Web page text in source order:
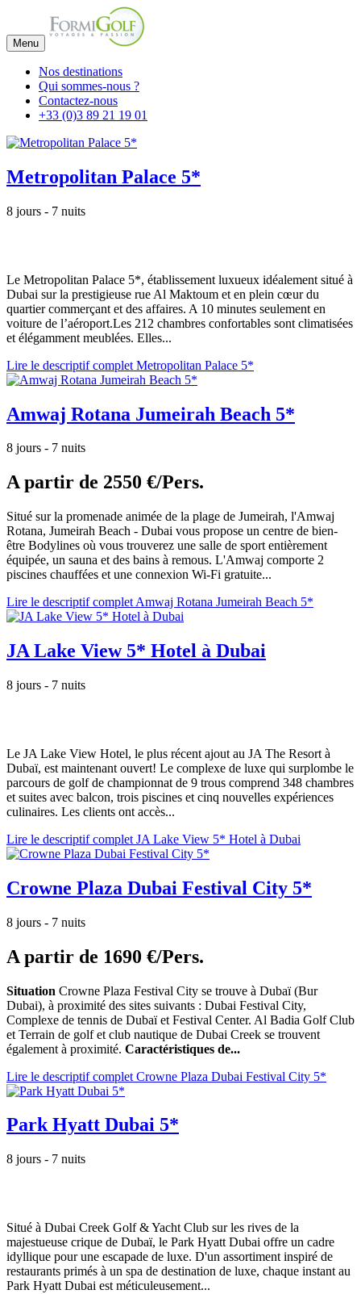
Menu
Nos destinations
Qui sommes-nous ?
Contactez-nous
+33 (0)3 89 21 19 01
Metropolitan Palace 5*
8 jours - 7 nuits
Le Metropolitan Palace 5*, établissement luxueux idéalement situé à
Dubai sur la prestigieuse rue Al Maktoum et en plein cœur du
quartier commerçant et des affaires. A 10 minutes seulement en
voiture de l’aéroport.Les 212 chambres confortables sont climatisées
et élégamment meublées. Elles...
Lire le descriptif complet Metropolitan Palace 5*
Amwaj Rotana Jumeirah Beach 5*
8 jours - 7 nuits
A partir de 2550 €/Pers.
Situé sur la promenade animée de la plage de Jumeirah, l'Amwaj
Rotana, Jumeirah Beach - Dubai vous propose un centre de bien-
être Bodylines où vous trouverez une salle de sport entièrement
équipée, un sauna et des bains à remous. L'Amwaj comporte 2
piscines chauffées et une connexion Wi-Fi gratuite...
Lire le descriptif complet Amwaj Rotana Jumeirah Beach 5*
JA Lake View 5* Hotel à Dubai
8 jours - 7 nuits
Le JA Lake View Hotel, le plus récent ajout au JA The Resort à
Dubaï, est maintenant ouvert! Le complexe de luxe qui surplombe le
parcours de golf de championnat de 9 trous comprend 348 chambres
et suites avec balcon, trois piscines et cinq nouvelles expériences
culinaires. Les clients ont accès...
Lire le descriptif complet JA Lake View 5* Hotel à Dubai
Crowne Plaza Dubai Festival City 5*
8 jours - 7 nuits
A partir de 1690 €/Pers.
Situation Crowne Plaza Festival City se trouve à Dubaï (Bur
Dubai), à proximité des sites suivants : Dubai Festival City,
Complexe de tennis de Dubaï et Festival Center. Al Badia Golf Club
et Terrain de golf et club nautique de Dubai Creek se trouvent
également à proximité. Caractéristiques de...
Lire le descriptif complet Crowne Plaza Dubai Festival City 5*
Park Hyatt Dubai 5*
8 jours - 7 nuits
Situé à Dubai Creek Golf & Yacht Club sur les rives de la
majestueuse crique de Dubaï, le Park Hyatt Dubai offre un cadre
idyllique pour une escapade de luxe. D'un assortiment inspiré de
restaurants primés à un spa de destination de luxe, chaque instant au
Park Hyatt Dubai est méticuleusement...